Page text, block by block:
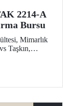
2214-A
Bursu
Mimarlık
Taşkın,